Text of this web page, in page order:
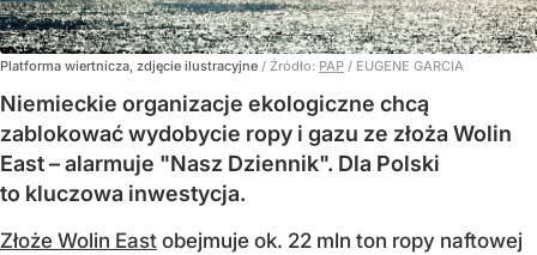
Platforma wiertnicza, zdjęcie ilustracyjne / Źródło: PAP / EUGENE GARCIA
Niemieckie organizacje ekologiczne chcą
zablokować wydobycie ropy i gazu ze złoża Wolin
East – alarmuje "Nasz Dziennik". Dla Polski
to kluczowa inwestycja.
Złoże Wolin East obejmuje ok. 22 mln ton ropy naftowej